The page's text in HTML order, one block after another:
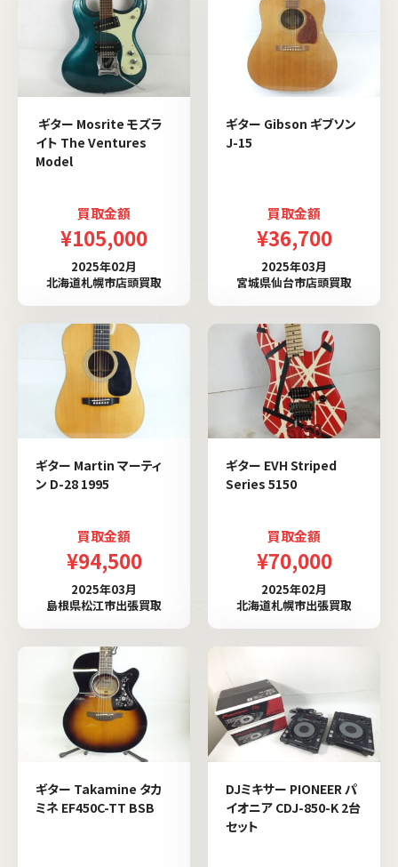
ギター Mosrite モズラ
イト The Ventures
Model
買取金額
¥105,000
2025年02月
北海道札幌市店頭買取
ギター Gibson ギブソン
J-15
買取金額
¥36,700
2025年03月
宮城県仙台市店頭買取
ギター Martin マーティ
ン D-28 1995
買取金額
¥94,500
2025年03月
島根県松江市出張買取
ギター EVH Striped
Series 5150
買取金額
¥70,000
2025年02月
北海道札幌市出張買取
ギター Takamine タカ
ミネ EF450C-TT BSB
DJミキサー PIONEER パ
イオニア CDJ-850-K 2台
セット